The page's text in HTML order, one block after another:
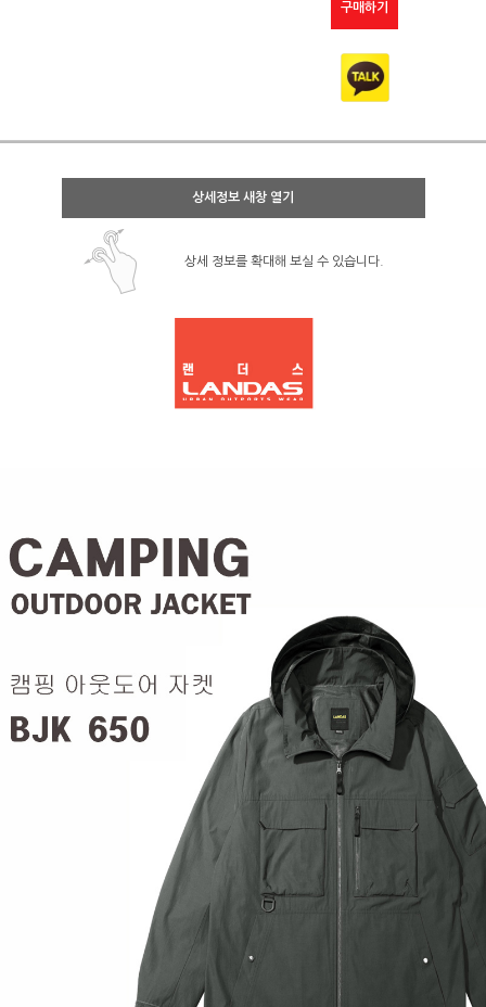
구매하기
상세정보 새창 열기
상세 정보를 확대해 보실 수 있습니다.